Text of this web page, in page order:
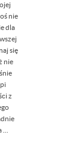
nie
dla
się
nie
z